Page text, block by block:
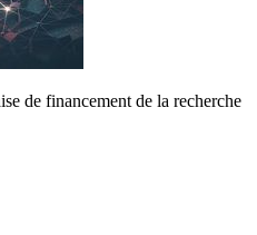
de financement de la recherche